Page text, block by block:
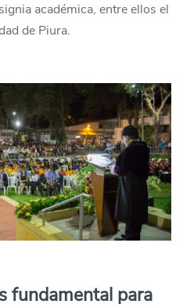
académica, entre ellos el
de Piura.
fundamental para